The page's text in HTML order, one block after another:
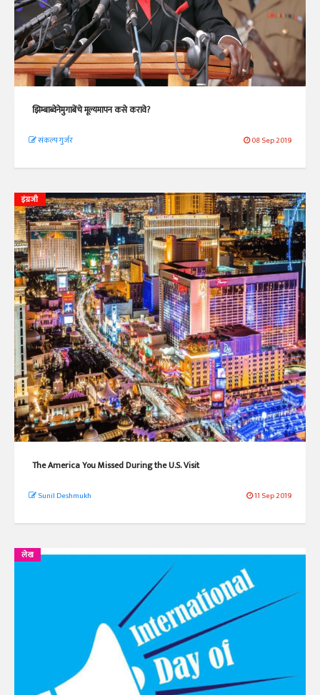
झिम्बाब्वेनेमुगाबेंचे मूल्यमापन कसे करावे?
संकल्प गुर्जर 08 Sep 2019
इंग्रजी
The America You Missed During the U.S. Visit
Sunil Deshmukh 11 Sep 2019
लेख